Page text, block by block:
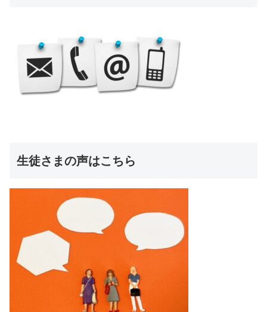
生徒さまの声はこちら